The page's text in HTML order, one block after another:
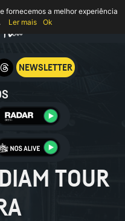
NEWSLETTER
TOUR
fornecemos a melhor experiência
Ler mais Ok